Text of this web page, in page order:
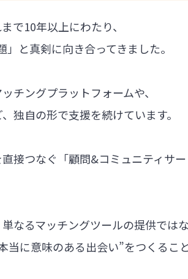
で10年以上にわたり、
と真剣に向き合ってきました。
チングプラットフォームや、
独自の形で支援を続けています。
接つなぐ「顧問&コミュニティサ
なるマッチングツールの提供では
当に意味のある出会い”をつくるこ